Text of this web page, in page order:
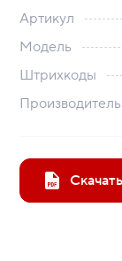
Артикул
Модель
Штрихкоды
Производитель